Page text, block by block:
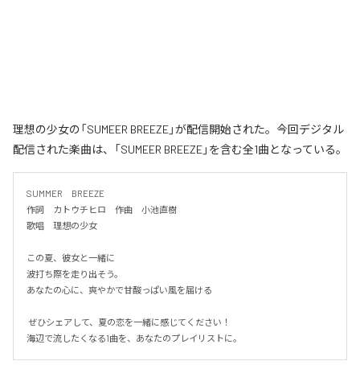
理想の少女の「SUMEER BREEZE」が配信開始された。今回デジタル
配信された楽曲は、「SUMEER BREEZE」を含む全1曲となっている。
SUMMER　BREEZE
作詞　カトウチヒロ　作曲　小池直樹
歌唱　理想の少女
この夏、彼女と一緒に
波打ち際を走り出そう。
あなたの心に、爽やかで甘酸っぱい風を届ける
海辺で流したくなる1曲を、あなたのプレイリストに。